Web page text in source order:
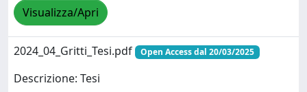
Visualizza/Apri
2024_04_Gritti_Tesi.pdf Open Access dal 20/03/2025
Descrizione: Tesi